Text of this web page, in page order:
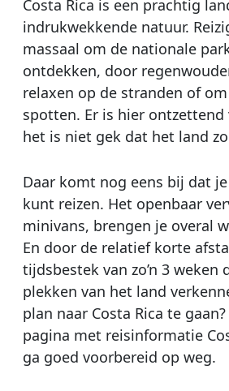
Costa Rica is een prachtig
indrukwekkende natuur.
massaal om de nationale
ontdekken, door
relaxen op de stranden of
spotten. Er is hier ontzettend
het is niet gek dat het land
Daar komt nog eens bij dat
kunt reizen. Het openbaar
minivans, brengen je overal
En door de relatief korte
tijdsbestek van zo’n 3 weken
plekken van het land
plan naar Costa Rica te
pagina met reisinformatie
ga goed voorbereid op weg.